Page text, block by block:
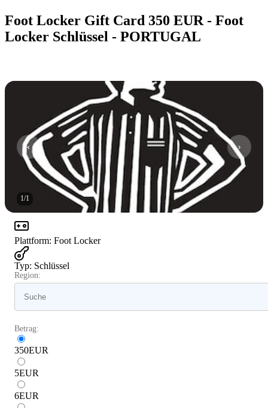
Foot Locker Gift Card 350 EUR - Foot
Locker Schlüssel - PORTUGAL
1/1
Plattform: Foot Locker
Typ: Schlüssel
Region:
Betrag:
350EUR
5EUR
6EUR